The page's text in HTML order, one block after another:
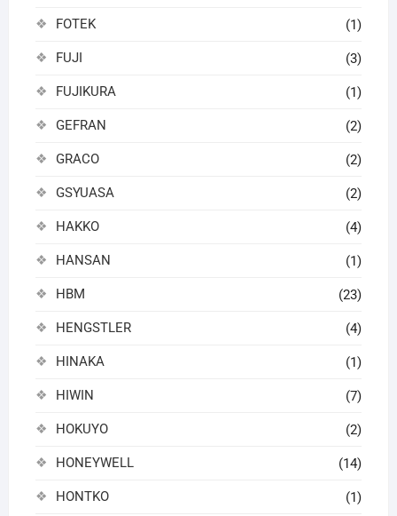
FOTEK (1)
FUJI (3)
FUJIKURA (1)
GEFRAN (2)
GRACO (2)
GSYUASA (2)
HAKKO (4)
HANSAN (1)
HBM (23)
HENGSTLER (4)
HINAKA (1)
HIWIN (7)
HOKUYO (2)
HONEYWELL (14)
HONTKO (1)